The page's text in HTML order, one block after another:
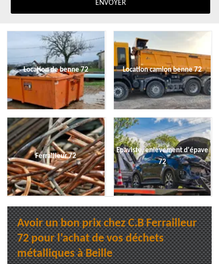
Location de benne 72 Location camion benne 72
Ferrailleur 72
Epaviste, enlevement d'épave
72
Avoir un bon prix chez C.B Ferrailleur
72 pour l’achat de vos déchets
métalliques à Beille